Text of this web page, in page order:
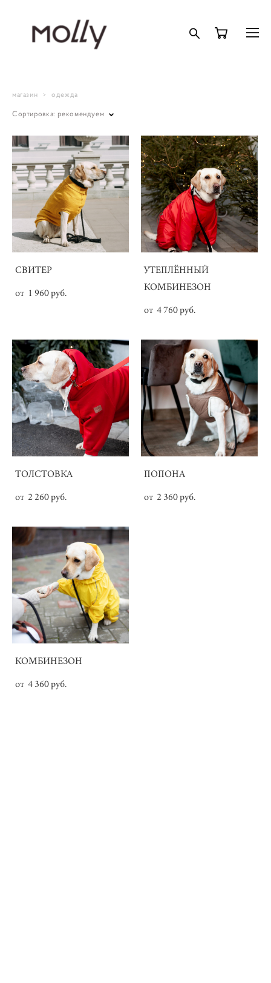
магазин > одежда
Сортировка: рекомендуем
СВИТЕР
от 1 960 pуб.
УТЕПЛЁННЫЙ
КОМБИНЕЗОН
от 4 760 pуб.
ТОЛСТОВКА
от 2 260 pуб.
ПОПОНА
от 2 360 pуб.
КОМБИНЕЗОН
от 4 360 pуб.